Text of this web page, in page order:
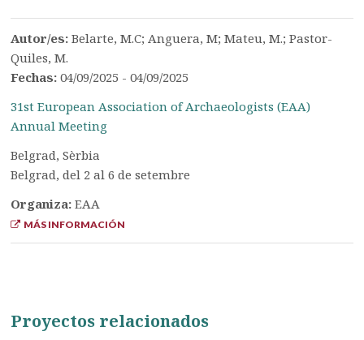
Autor/es:Belarte, M.C; Anguera, M; Mateu, M.; Pastor-
Quiles, M.
Fechas:04/09/2025 - 04/09/2025
31st European Association of Archaeologists (EAA)
Annual Meeting
Belgrad, Sèrbia
Belgrad, del 2 al 6 de setembre
Organiza:EAA
MÁS INFORMACIÓN
Proyectos relacionados